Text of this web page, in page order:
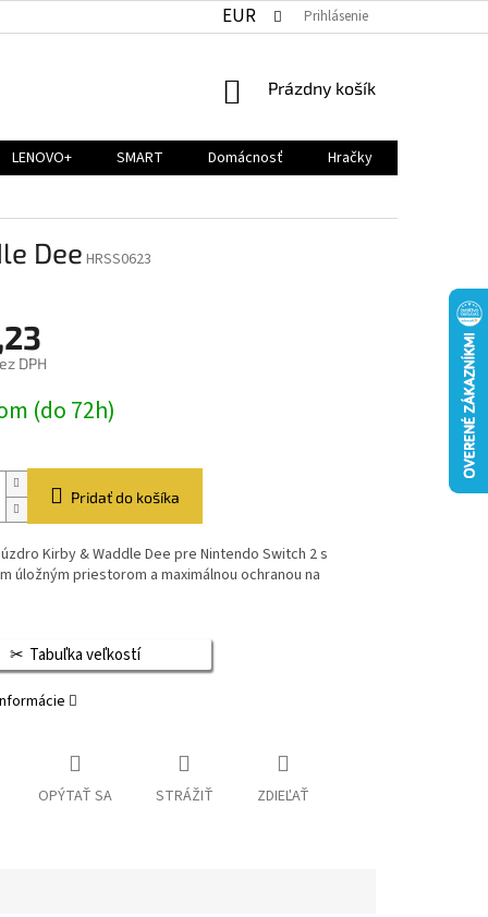
EUR Prihlásenie
NÁKUPNÝ
Prázdny košík
LENOVO+ SMART Domácnosť Hračky
Dee HRSS0623
DPH
(do 72h)
Pridať do košíka
Kirby & Waddle Dee pre Nintendo Switch 2 s
úložným priestorom a maximálnou ochranou na
Tabuľka veľkostí
OPÝTAŤ SA STRÁŽIŤ ZDIEĽAŤ